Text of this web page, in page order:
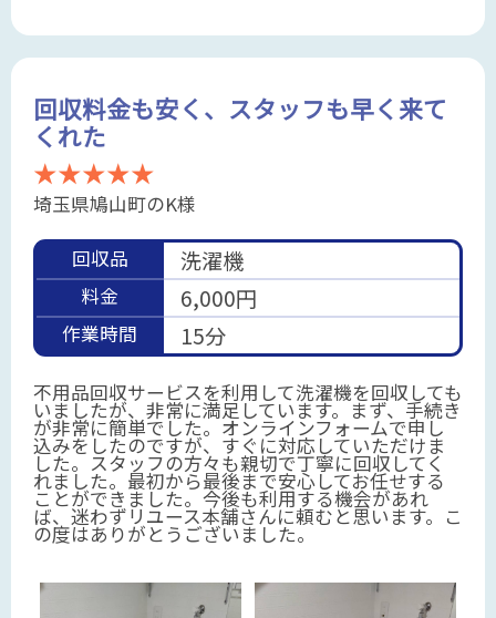
回収料金も安く、スタッフも早く来て
くれた
★★★★★
埼玉県鳩山町のK様
回収品 洗濯機
料金 6,000円
作業時間 15分
不用品回収サービスを利用して洗濯機を回収しても
いましたが、非常に満足しています。まず、手続き
が非常に簡単でした。オンラインフォームで申し
込みをしたのですが、すぐに対応していただけま
した。スタッフの方々も親切で丁寧に回収してく
れました。最初から最後まで安心してお任せする
ことができました。今後も利用する機会があれ
ば、迷わずリユース本舗さんに頼むと思います。こ
の度はありがとうございました。